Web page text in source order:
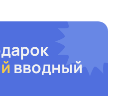
вводный